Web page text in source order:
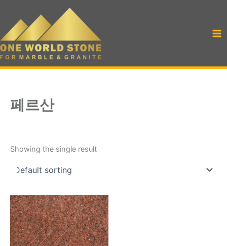
content
페르산
Showing the single result